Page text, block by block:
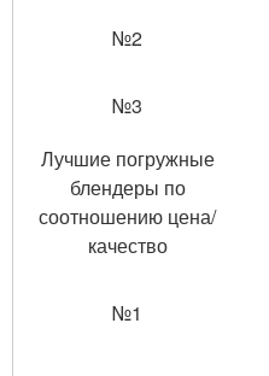
№2
№3
Лучшие погружные
блендеры по
соотношению цена/
качество
№1